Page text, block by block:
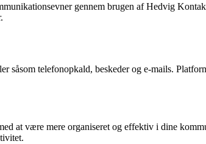
gennem brugen af Hedvig
telefonopkald, beskeder og e-mails.
at være mere organiseret og effektiv i dine